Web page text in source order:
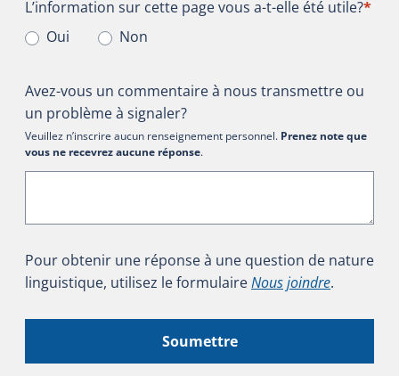
L’information sur cette page vous a-t-elle été utile?
L’information sur cette page vous a-t-elle été utile?*
Oui
Non
Avez-vous un commentaire à nous transmettre ou
un problème à signaler?
Veuillez n’inscrire aucun renseignement personnel. Prenez note que
vous ne recevrez aucune réponse.
Pour obtenir une réponse à une question de nature
linguistique, utilisez le formulaireNous joindre.
Soumettre